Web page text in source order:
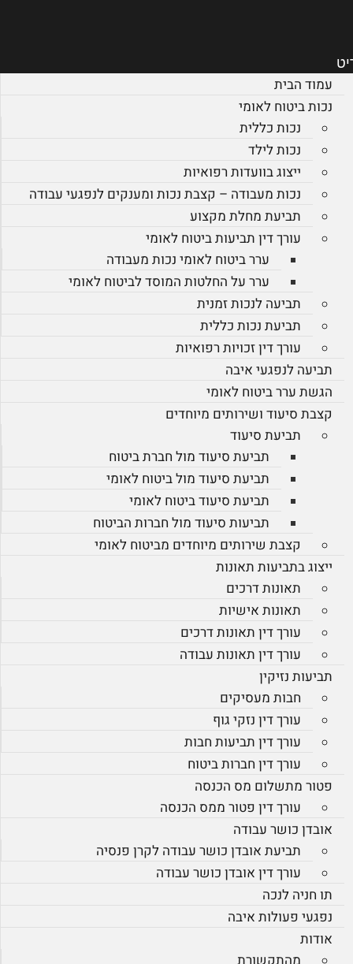
עמוד הבית
נכות ביטוח לאומי
נכות כללית
נכות לילד
ייצוג בוועדות רפואיות
נכות מעבודה – קצבת נכות ומענקים לנפגעי עבודה
תביעת מחלת מקצוע
עורך דין תביעות ביטוח לאומי
ערר ביטוח לאומי נכות מעבודה
ערר על החלטות המוסד לביטוח לאומי
תביעה לנכות זמנית
תביעת נכות כללית
עורך דין זכויות רפואיות
תביעה לנפגעי איבה
הגשת ערר ביטוח לאומי
קצבת סיעוד ושירותים מיוחדים
תביעת סיעוד
תביעת סיעוד מול חברת ביטוח
תביעת סיעוד מול ביטוח לאומי
תביעת סיעוד ביטוח לאומי
תביעות סיעוד מול חברות הביטוח
קצבת שירותים מיוחדים מביטוח לאומי
ייצוג בתביעות תאונות
תאונות דרכים
תאונות אישיות
עורך דין תאונות דרכים
עורך דין תאונות עבודה
תביעות נזיקין
חבות מעסיקים
עורך דין נזקי גוף
עורך דין תביעות חבות
עורך דין חברות ביטוח
פטור מתשלום מס הכנסה
עורך דין פטור ממס הכנסה
אובדן כושר עבודה
תביעת אובדן כושר עבודה לקרן פנסיה
עורך דין אובדן כושר עבודה
תו חניה לנכה
נפגעי פעולות איבה
אודות